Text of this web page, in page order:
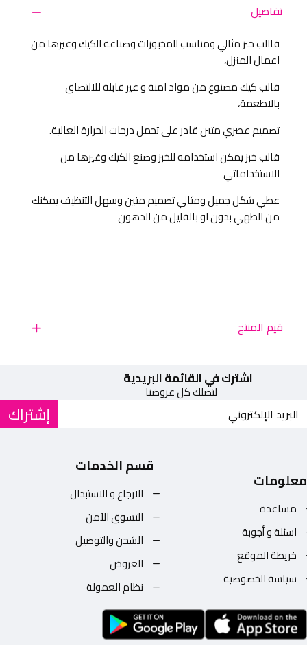
تفاصيل
قاالب خبز مثالي ومناسب للمخبوزات وصناعة الكيك وغيرها من
اعمال المنزل،
قالب كيك مصنوع من مواد امنة و غير قابلة للالتصاق
بالاطعمة،
تصميم عصري متين قادر على تحمل درجات الحرارة العالية.
قالب خبز يمكن استخدامه للخبز وصنع الكيك وغيرها من
الاستخداماتي
عطي شكل جميل ومثالي تصميم متين وسهل التنظيف يمكنك
من الطهي بدون او بالقليل من الدهون
قيم المنتج
اشترك في القائمة البريدية
لتصلك كل عروضنا
إشتراك
معلومات
مساعدة
اسئلة و أجوبة
خريطة الموقع
سياسة الخصوصية
قسم الخدمات
الارجاع و الاستبدال
التسوق الآمن
الشحن والتوصيل
العروض
نظام العمولة